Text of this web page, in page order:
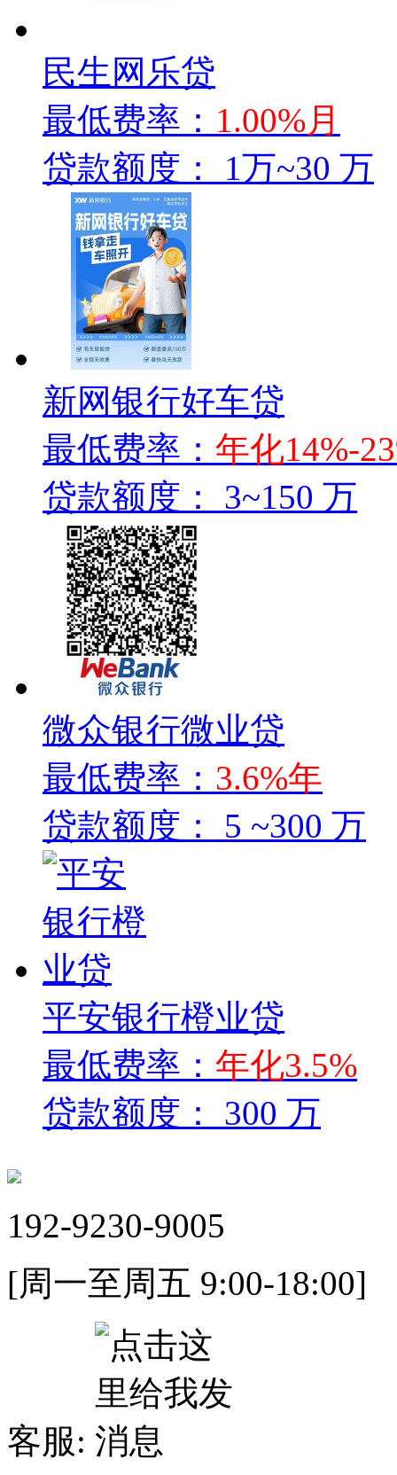
民生网乐贷
最低费率： 1.00%月
贷款额度：
1万~30 万
新网银行好车贷
最低费率： 年化14%-
贷款额度：
3~150 万
微众银行微业贷
最低费率： 3.6%年
贷款额度：
5 ~300 万
平安银行橙业贷
最低费率： 年化3.5%
贷款额度：
300 万
192-9230-9005
[周一至周五 9:00-18:00]
客服: